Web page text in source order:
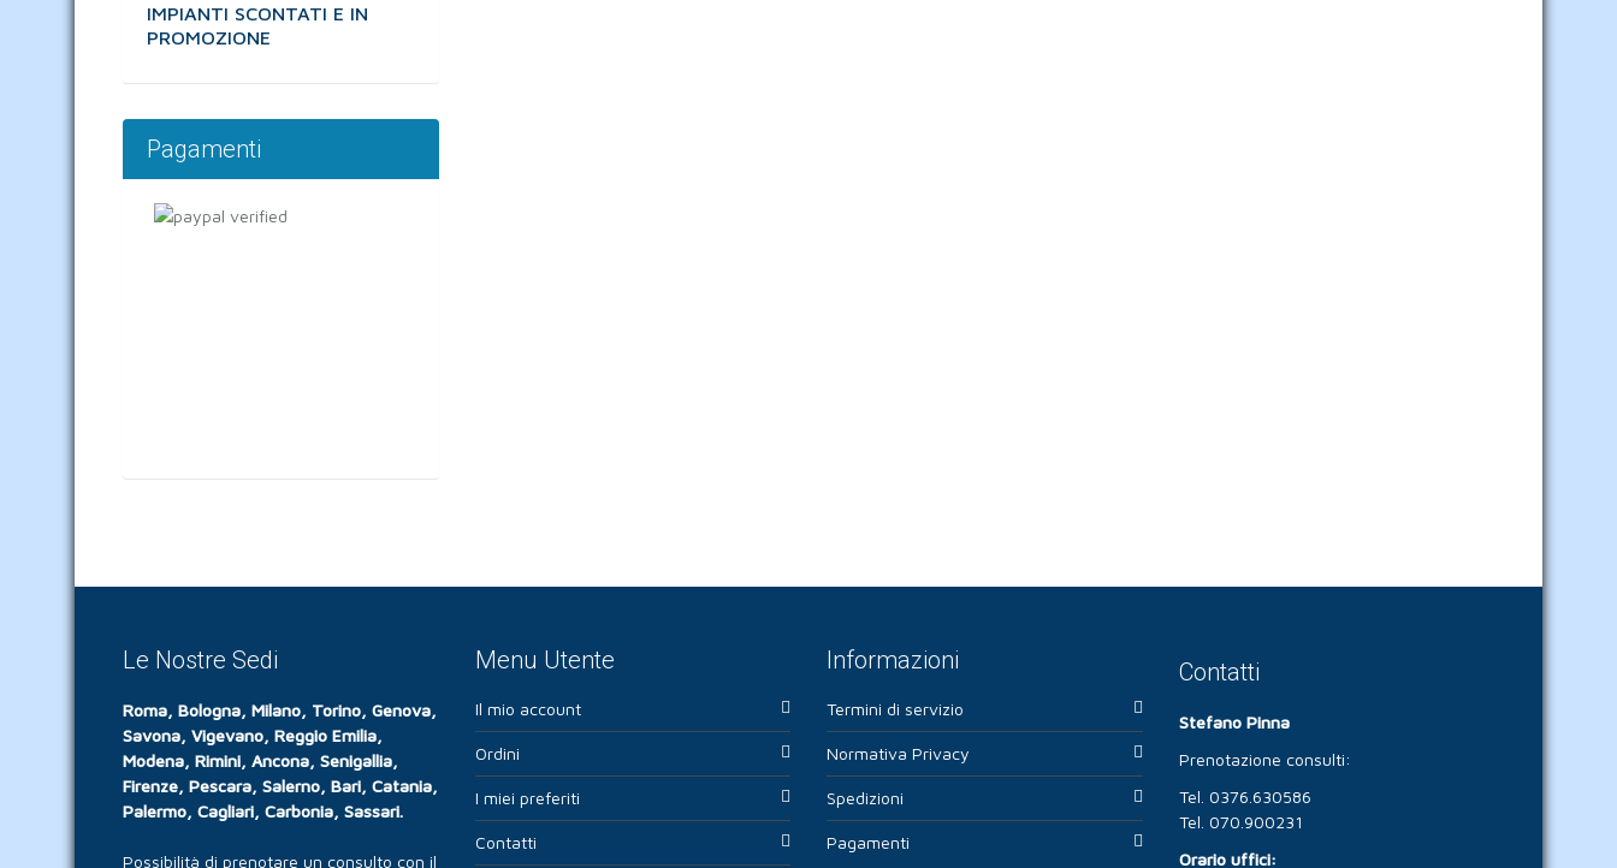
IMPIANTI SCONTATI E IN
PROMOZIONE
Pagamenti
Le Nostre Sedi
Roma, Bologna, Milano, Torino, Genova,
Savona, Vigevano, Reggio Emilia,
Modena, Rimini, Ancona, Senigallia,
Firenze, Pescara, Salerno, Bari, Catania,
Palermo, Cagliari, Carbonia, Sassari.
Possibilità di prenotare un consulto con il
Menu Utente
Il mio account
Ordini
I miei preferiti
Contatti
Informazioni
Termini di servizio
Normativa Privacy
Spedizioni
Pagamenti
Contatti
Stefano Pinna
Prenotazione consulti:
Tel. 0376.630586
Tel. 070.900231
Orario uffici: